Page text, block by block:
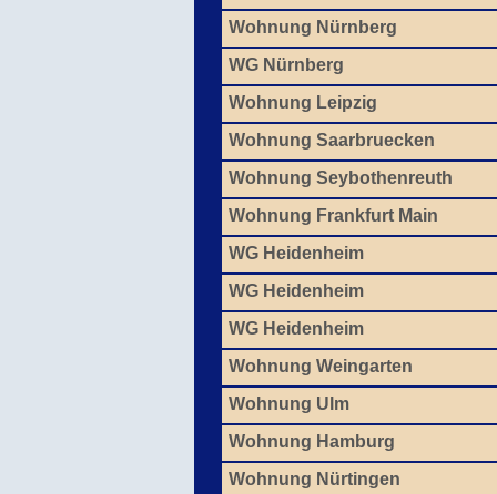
Wohnung Nürnberg
WG Nürnberg
Wohnung Leipzig
Wohnung Saarbruecken
Wohnung Seybothenreuth
Wohnung Frankfurt Main
WG Heidenheim
WG Heidenheim
WG Heidenheim
Wohnung Weingarten
Wohnung Ulm
Wohnung Hamburg
Wohnung Nürtingen